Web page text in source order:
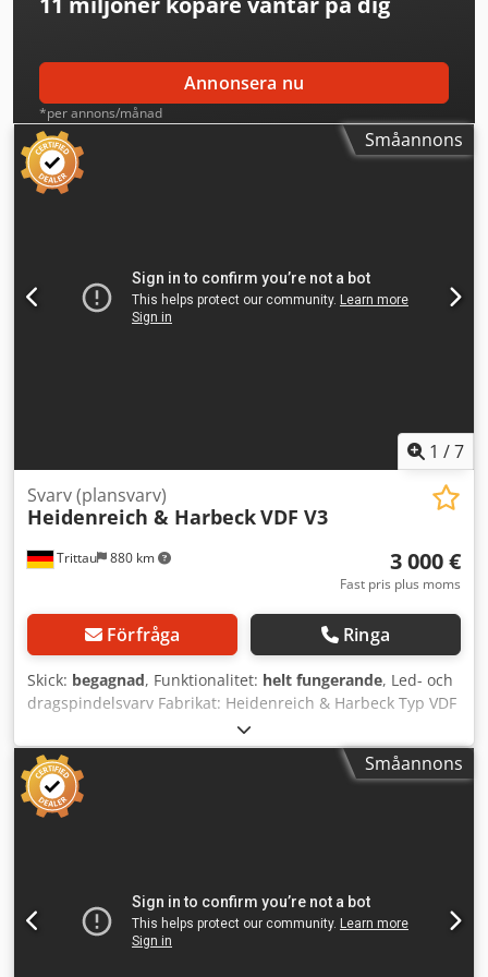
Annonsera nu
*per annons/månad
Småannons
1 /7
Trittau 880 km
Svarv (plansvarv)
Heidenreich & HarbeckVDF V3
3 000 €
Fast pris plus moms
Förfråga Ringa
Skick: begagnad, Funktionalitet: helt fungerande, Led- och
dragspindelsvarv Fabrikat: Heidenreich & Harbeck Typ VDF
V3 Tekniska data Fabrikat: Heidenreich & Harbeck Typ: VDF
V3 Tillverkningsår: okänt Styrning: konventionell Cedsy
Iyzqopfx Afkjha Avstånd mellan spetsar: 1000 mm
Svarvdiameter över bädd: 520 mm Spindelgenomgång: 63
mm Mått: L 3,40 x B 1,10 x H 1,40 m Maskinvikt: ca 3,5 t
Småannons